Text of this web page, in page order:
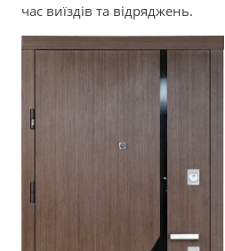
час виїздів та відряджень.